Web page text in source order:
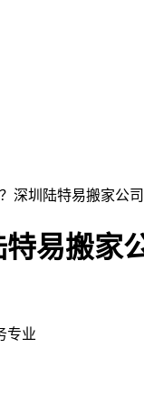
深圳陆特易搬家公
易搬家
专业